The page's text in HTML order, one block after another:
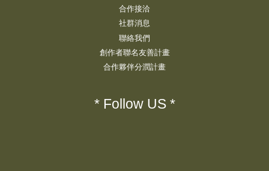
合作接洽
社群消息
聯絡我們
創作者聯名友善計畫
合作夥伴分潤計畫
* Follow US *